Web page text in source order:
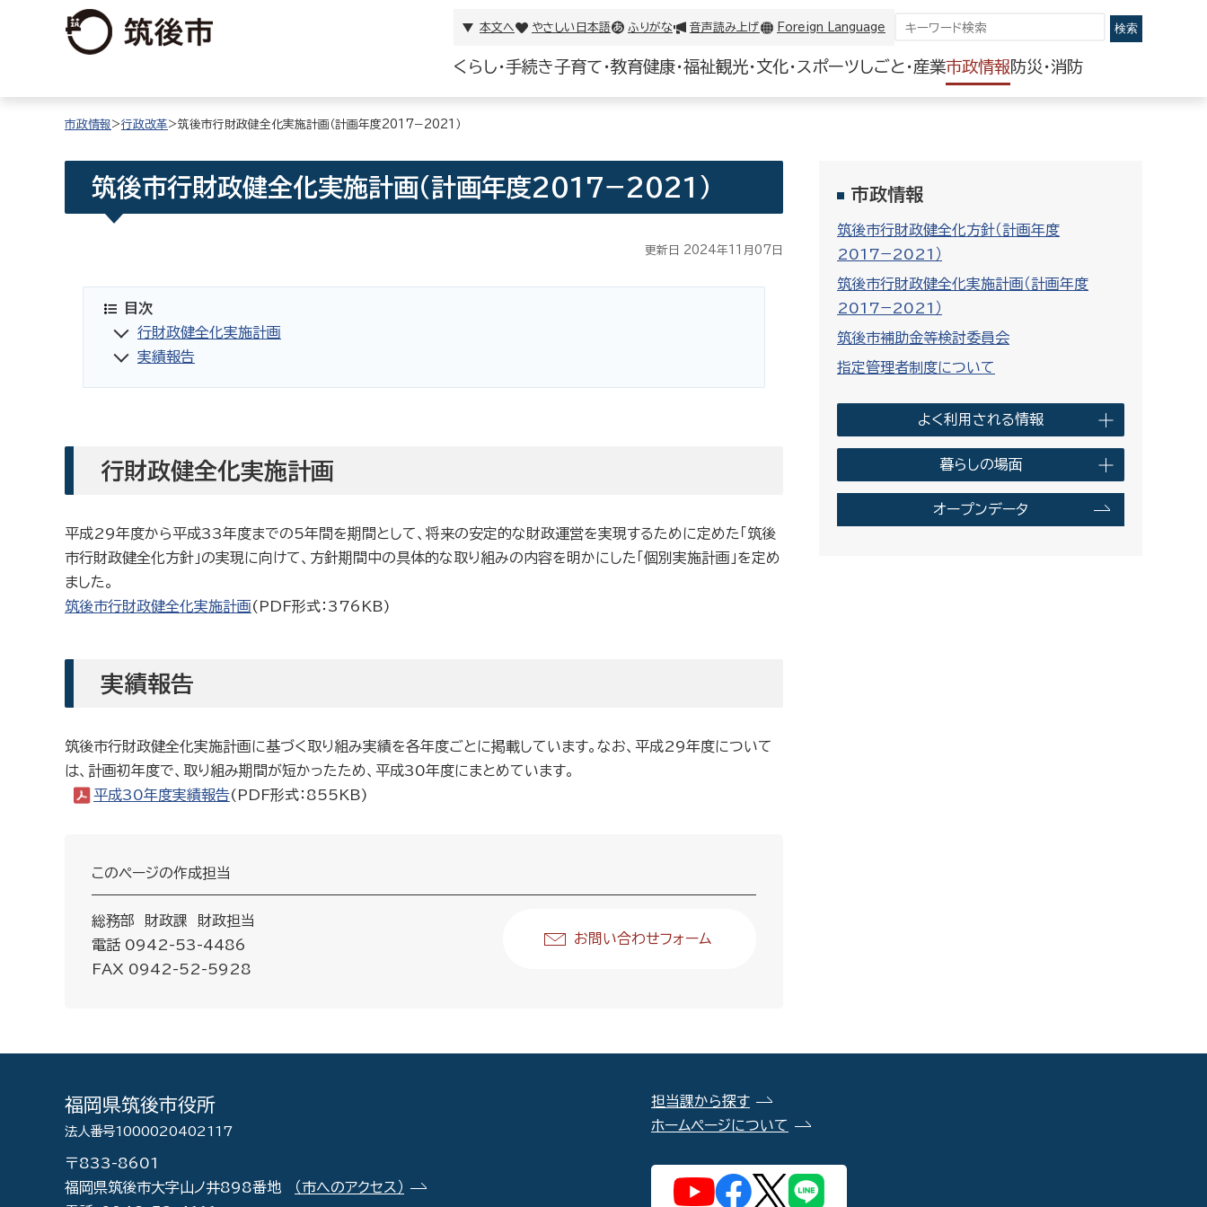
本文へ やさしい日本語 ふりがな 音声読み上げ Foreign Language
くらし・手続き子育て・教育健康・福祉観光・文化・スポーツしごと・産業市政情報 防災・消防
市政情報>行政改革>筑後市行財政健全化実施計画（計画年度2017−2021）
市政情報
筑後市行財政健全化方針（計画年度
2017−2021）
筑後市行財政健全化実施計画（計画年度
2017−2021）
筑後市補助金等検討委員会
指定管理者制度について
よく利用される情報
暮らしの場面
オープンデータ
筑後市行財政健全化実施計画（計画年度2017−2021）
更新日 2024年11月07日
目次
行財政健全化実施計画
実績報告
行財政健全化実施計画
平成29年度から平成33年度までの5年間を期間として、将来の安定的な財政運営を実現するために定めた「筑後
市行財政健全化方針」の実現に向けて、方針期間中の具体的な取り組みの内容を明かにした「個別実施計画」を定め
ました。
筑後市行財政健全化実施計画(PDF形式：376KB)
実績報告
筑後市行財政健全化実施計画に基づく取り組み実績を各年度ごとに掲載しています。なお、平成29年度について
は、計画初年度で、取り組み期間が短かったため、平成30年度にまとめています。
平成30年度実績報告(PDF形式：855KB)
このページの作成担当
総務部 財政課 財政担当
電話 0942-53-4486
FAX 0942-52-5928
お問い合わせフォーム
福岡県筑後市役所
法人番号1000020402117
〒833-8601
福岡県筑後市大字山ノ井898番地
（市へのアクセス）
担当課から探す
ホームページについて